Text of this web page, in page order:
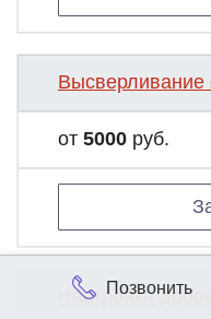
Высверливание
от 5000 руб.
Настройка
Позвонить